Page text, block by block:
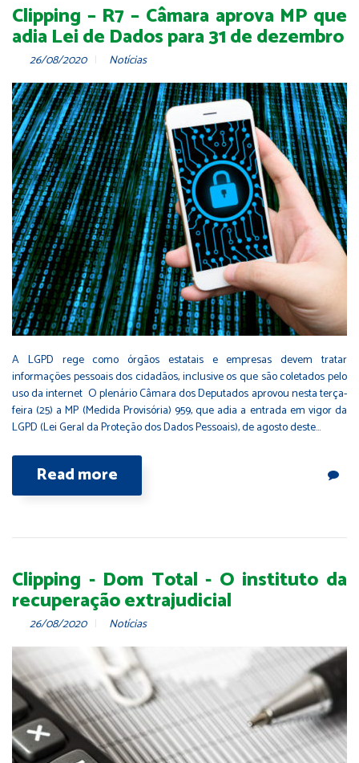
Clipping – R7 – Câmara aprova MP que
adia Lei de Dados para 31 de dezembro
26/08/2020 Notícias
A LGPD rege como órgãos estatais e empresas devem tratar
informações pessoais dos cidadãos, inclusive os que são coletados pelo
uso da internet O plenário Câmara dos Deputados aprovou nesta terça-
feira (25) a MP (Medida Provisória) 959, que adia a entrada em vigor da
LGPD (Lei Geral da Proteção dos Dados Pessoais), de agosto deste…
Read more
Clipping - Dom Total - O instituto da
recuperação extrajudicial
26/08/2020 Notícias